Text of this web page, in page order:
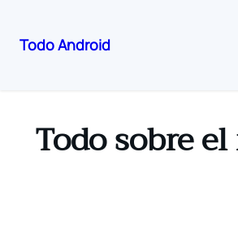
Todo Android
Todo sobre